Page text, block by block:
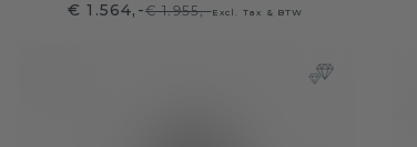
€ 1.564,-€ 1.955,-Excl. Tax & BTW